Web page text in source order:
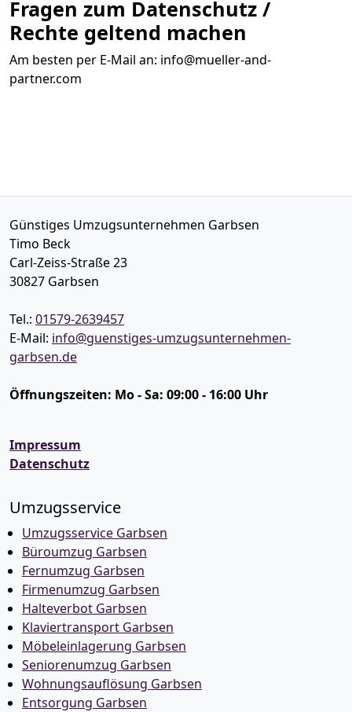
Fragen zum Datenschutz /
Rechte geltend machen
Am besten per E-Mail an: info@mueller-and-
partner.com
Günstiges Umzugsunternehmen Garbsen
Timo Beck
Carl-Zeiss-Straße 23
30827 Garbsen
Tel.: 01579-2639457
E-Mail: info@guenstiges-umzugsunternehmen-
garbsen.de
Öffnungszeiten: Mo - Sa: 09:00 - 16:00 Uhr
Impressum
Datenschutz
Umzugsservice
Umzugsservice Garbsen
Büroumzug Garbsen
Fernumzug Garbsen
Firmenumzug Garbsen
Halteverbot Garbsen
Klaviertransport Garbsen
Möbeleinlagerung Garbsen
Seniorenumzug Garbsen
Wohnungsauflösung Garbsen
Entsorgung Garbsen